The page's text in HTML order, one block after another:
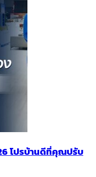
โปรบ้านดีที่คุณปรับ